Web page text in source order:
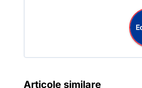
Articole similare